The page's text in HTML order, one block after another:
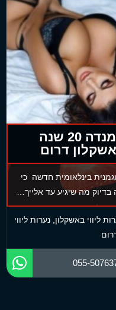
אמנדה 20 שנה
דרום
בינלאומית חדשה כי
בדיוק מה שיגיע עד אלייך…
ליווי באשקלון נערות ליווי
055-